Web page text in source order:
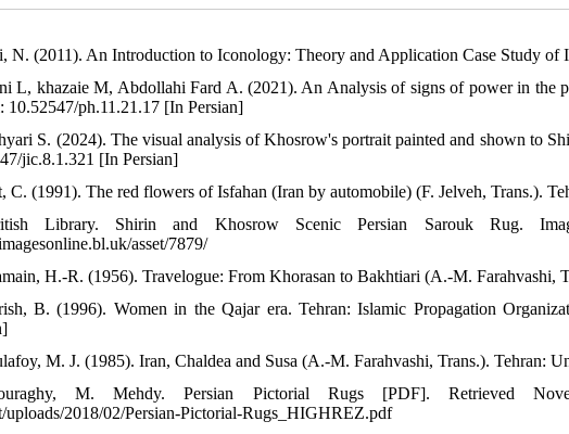
N. (2011). An Introduction to Iconology: Theory and Application Case Study of
L, khazaie M, Abdollahi Fard A. (2021). An Analysis of signs of power in the
10.52547/ph.11.21.17 [In Persian]
S. (2024). The visual analysis of Khosrow's portrait painted and shown to
jic.8.1.321 [In Persian]
C. (1991). The red flowers of Isfahan (Iran by automobile) (F. Jelveh, Trans.).
Library. Shirin and Khosrow Scenic Persian Sarouk Rug.
asset/7879/
H.-R. (1956). Travelogue: From Khorasan to Bakhtiari (A.-M. Farahvashi,
B. (1996). Women in the Qajar era. Tehran: Islamic Propagation
M. J. (1985). Iran, Chaldea and Susa (A.-M. Farahvashi, Trans.). Tehran:
M. Mehdy. Persian Pictorial Rugs [PDF]. Retrieved
uploads/2018/02/Persian-Pictorial-Rugs_HIGHREZ.pdf